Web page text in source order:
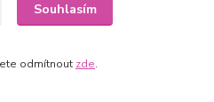
Souhlasím
odmítnout zde.